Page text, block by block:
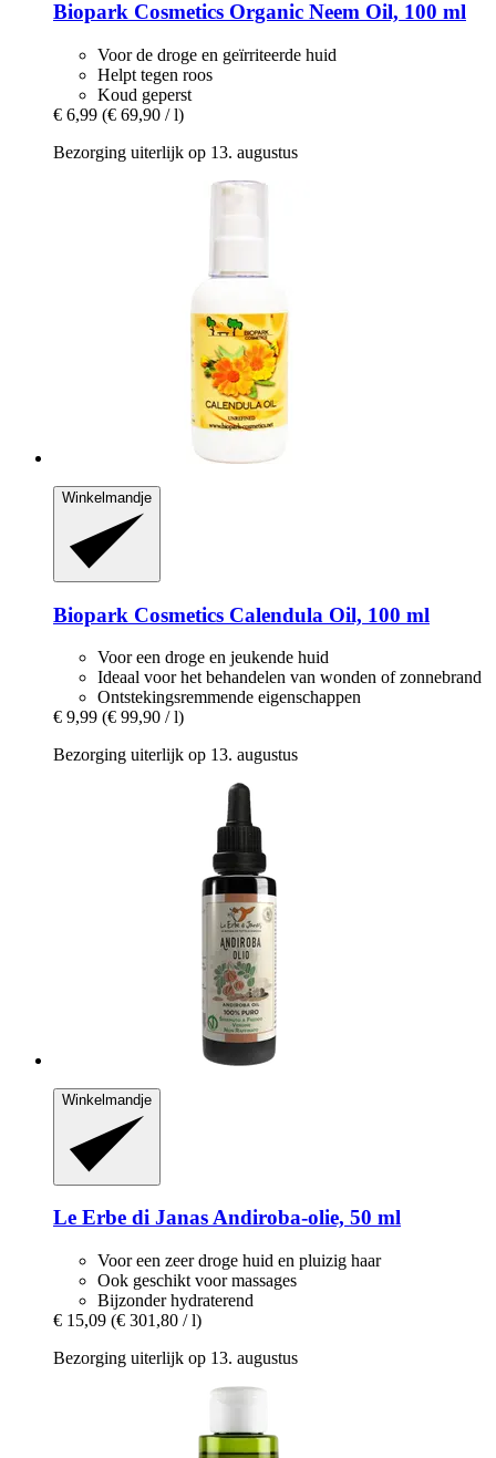
Biopark Cosmetics Organic Neem Oil, 100 ml
Voor de droge en geïrriteerde huid
Helpt tegen roos
Koud geperst
€ 6,99 (€ 69,90 / l)
Bezorging uiterlijk op 13. augustus
Winkelmandje
Biopark Cosmetics Calendula Oil, 100 ml
Voor een droge en jeukende huid
Ideaal voor het behandelen van wonden of zonnebrand
Ontstekingsremmende eigenschappen
€ 9,99 (€ 99,90 / l)
Bezorging uiterlijk op 13. augustus
Winkelmandje
Le Erbe di JanasAndiroba-​olie, 50 ml
Voor een zeer droge huid en pluizig haar
Ook geschikt voor massages
Bijzonder hydraterend
€ 15,09 (€ 301,80 / l)
Bezorging uiterlijk op 13. augustus